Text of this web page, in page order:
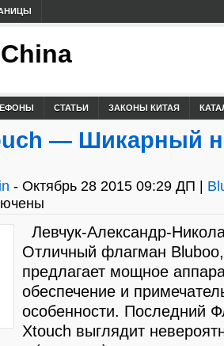
СТАТЬИ ЗАКОНЫ КИТАЯ
— Шикарный
- Октябрь 28 2015 09:29 ДП |
Левчук-Александр-
Отличный флагман
предлагает мощное
обеспечение и
особенности. Последний
Xtouch выглядит